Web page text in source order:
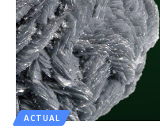
ACTUAL